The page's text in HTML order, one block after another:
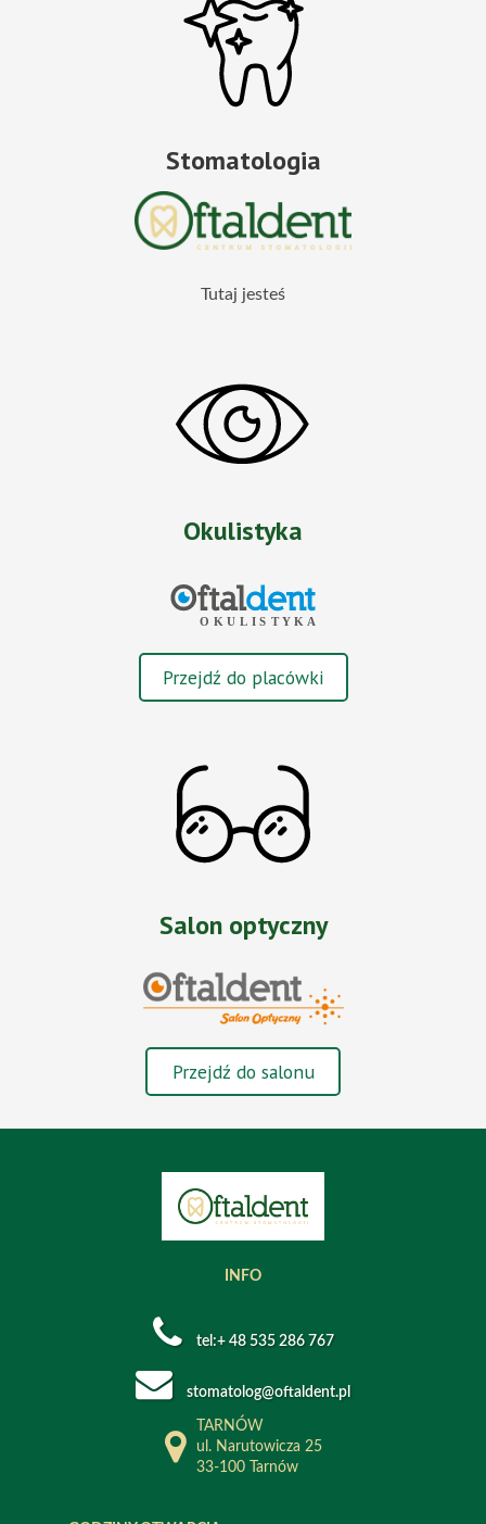
Stomatologia
Tutaj jesteś
Okulistyka
Przejdź do placówki
Salon optyczny
Przejdź do salonu
INFO
tel:+ 48 535 286 767
stomatolog@oftaldent.pl
TARNÓW
ul. Narutowicza 25
33-100 Tarnów